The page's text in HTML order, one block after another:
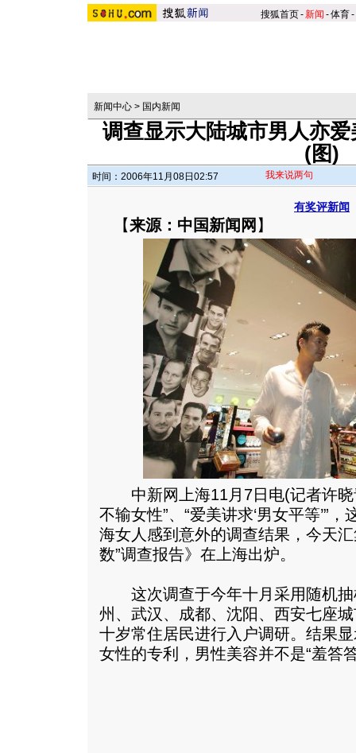
搜狐首页-新闻 -体育-
新闻中心 > 国内新闻
调查显示大陆城市男人亦
(图)
时间：2006年11月08日02:57 我来说两句
有奖评新闻
【来源：中国新闻网 】
中新网上海11月7日电(记者许晓
不输女性”、“爱美讲求‘男女平等’”
海女人感到意外的调查结果，今天
数”调查报告》在上海出炉。
这次调查于今年十月采用随机抽
州、武汉、成都、沈阳、西安七座
十岁常住居民进行入户调研。结果
女性的专利，男性美容并不是“羞答